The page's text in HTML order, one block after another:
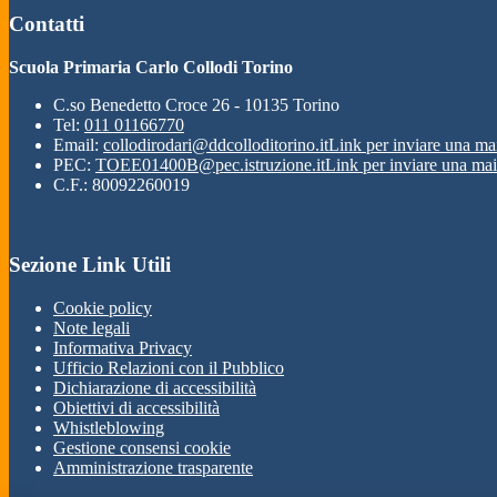
Contatti
Scuola Primaria Carlo Collodi Torino
C.so Benedetto Croce 26 - 10135 Torino
Tel: 011 01166770
Email: collodirodari@ddcolloditorino.itLink per inviare una
PEC: TOEE01400B@pec.istruzione.itLink per inviare una
C.F.: 80092260019
Sezione Link Utili
Cookie policy
Note legali
Informativa Privacy
Ufficio Relazioni con il Pubblico
Dichiarazione di accessibilità
Obiettivi di accessibilità
Whistleblowing
Gestione consensi cookie
Amministrazione trasparente